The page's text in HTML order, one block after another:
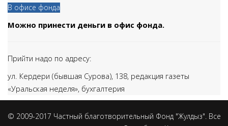
В офисе фонда
Можно принести деньги в офис фонда.
Прийти надо по адресу:
ул. Кердери (бывшая Сурова), 138, редакция газеты
«Уральская неделя», бухгалтерия
© 2009-2017 Частный благотворительный Фонд "Жулдыз". Все